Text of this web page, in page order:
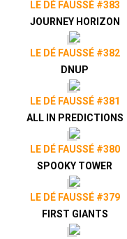
LE DÉ FAUSSÉ #383
JOURNEY HORIZON
LE DÉ FAUSSÉ #382
DNUP
LE DÉ FAUSSÉ #381
ALL IN PREDICTIONS
LE DÉ FAUSSÉ #380
SPOOKY TOWER
LE DÉ FAUSSÉ #379
FIRST GIANTS